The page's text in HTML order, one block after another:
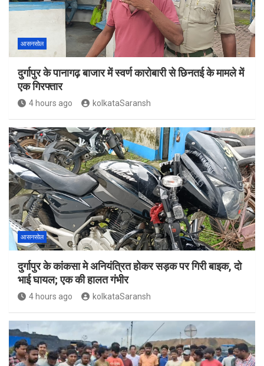
आसनसोल
दुर्गापुर के पानागढ़ बाजार में स्वर्ण कारोबारी से छिनतई के मामले में
एक गिरफ्तार
4 hours ago kolkataSaransh
आसनसोल
दुर्गापुर के कांकसा मे अनियंत्रित होकर सड़क पर गिरी बाइक, दो
भाई घायल; एक की हालत गंभीर
4 hours ago kolkataSaransh